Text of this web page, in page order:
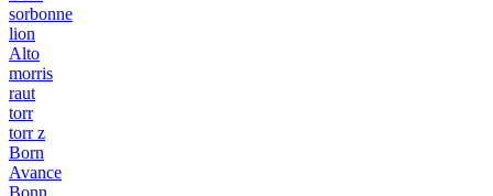
sorbonne
lion
Alto
morris
raut
torr
torr z
Born
Avance
Bonn